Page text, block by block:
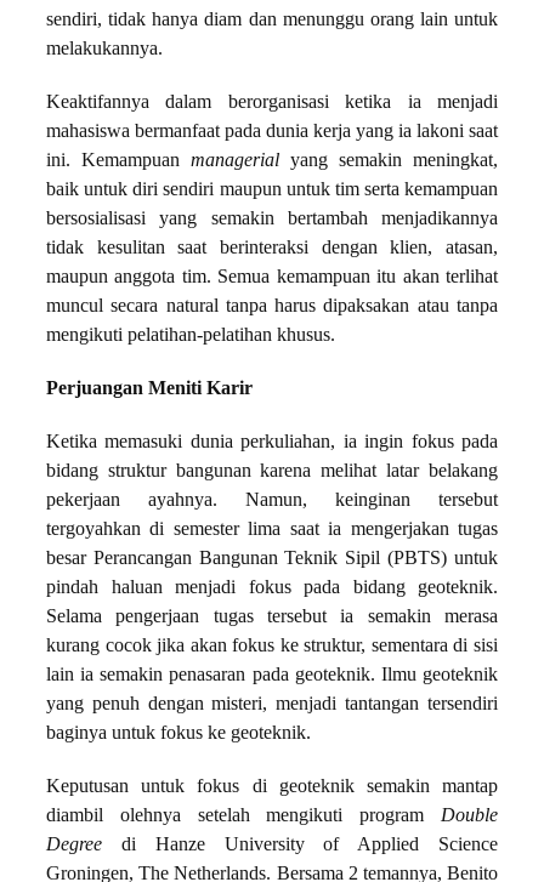
sendiri, tidak hanya diam dan menunggu orang lain untuk
melakukannya.
Keaktifannya dalam berorganisasi ketika ia menjadi
mahasiswa bermanfaat pada dunia kerja yang ia lakoni saat
ini. Kemampuan managerial yang semakin meningkat,
baik untuk diri sendiri maupun untuk tim serta kemampuan
bersosialisasi yang semakin bertambah menjadikannya
tidak kesulitan saat berinteraksi dengan klien, atasan,
maupun anggota tim. Semua kemampuan itu akan terlihat
muncul secara natural tanpa harus dipaksakan atau tanpa
mengikuti pelatihan-pelatihan khusus.
Perjuangan Meniti Karir
Ketika memasuki dunia perkuliahan, ia ingin fokus pada
bidang struktur bangunan karena melihat latar belakang
pekerjaan ayahnya. Namun, keinginan tersebut
tergoyahkan di semester lima saat ia mengerjakan tugas
besar Perancangan Bangunan Teknik Sipil (PBTS) untuk
pindah haluan menjadi fokus pada bidang geoteknik.
Selama pengerjaan tugas tersebut ia semakin merasa
kurang cocok jika akan fokus ke struktur, sementara di sisi
lain ia semakin penasaran pada geoteknik. Ilmu geoteknik
yang penuh dengan misteri, menjadi tantangan tersendiri
baginya untuk fokus ke geoteknik.
Keputusan untuk fokus di geoteknik semakin mantap
diambil olehnya setelah mengikuti program Double
Degree di Hanze University of Applied Science
Groningen, The Netherlands. Bersama 2 temannya, Benito